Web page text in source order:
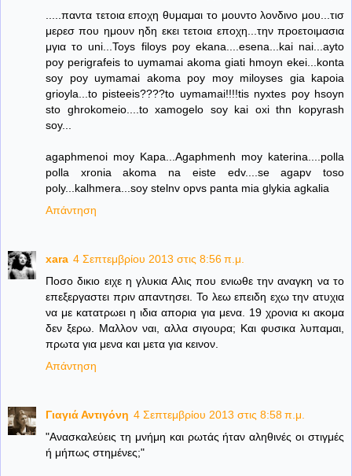
.....παντα τετοια εποχη θυμαμαι το μουντο λονδινο μου...τισ
μερεσ που ημουν ηδη εκει τετοια εποχη...την προετοιμασια
μγια το uni...Toys filoys poy ekana....esena...kai nai...ayto
poy perigrafeis to uymamai akoma giati hmoyn ekei...konta
soy poy uymamai akoma poy moy miloyses gia kapoia
grioyla...to pisteeis????to uymamai!!!!tis nyxtes poy hsoyn
sto ghrokomeio....to xamogelo soy kai oxi thn kopyrash
soy...
agaphmenoi moy Kapa...Agaphmenh moy katerina....polla
polla xronia akoma na eiste edv....se agapv toso
poly...kalhmera...soy stelnv opvs panta mia glykia agkalia
Απάντηση
xara 4 Σεπτεμβρίου 2013 στις 8:56 π.μ.
Ποσο δικιο ειχε η γλυκια Αλις που ενιωθε την αναγκη να το
επεξεργαστει πριν απαντησει. Το λεω επειδη εχω την ατυχια
να με κατατρωει η ιδια απορια για μενα. 19 χρονια κι ακομα
δεν ξερω. Μαλλον ναι, αλλα σιγουρα; Και φυσικα λυπαμαι,
πρωτα για μενα και μετα για κεινον.
Απάντηση
Γιαγιά Αντιγόνη 4 Σεπτεμβρίου 2013 στις 8:58 π.μ.
"Ανασκαλεύεις τη μνήμη και ρωτάς ήταν αληθινές οι στιγμές
ή μήπως στημένες;"